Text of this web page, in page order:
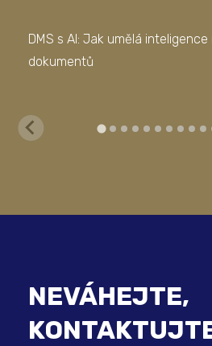
DMS s AI: Jak umělá
dokumentů
NEVÁHEJTE,